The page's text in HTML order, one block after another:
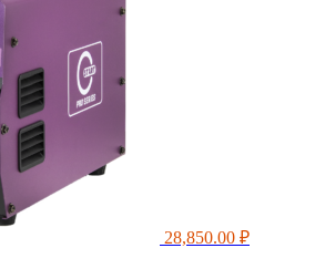
28,850.00 ₽